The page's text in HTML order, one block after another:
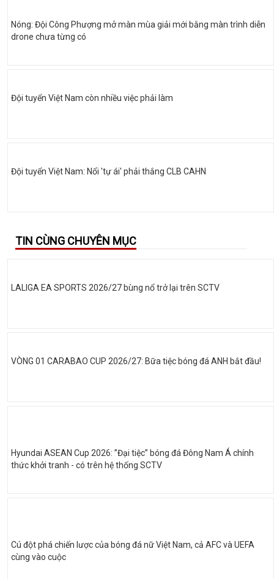
Nóng: Đội Công Phượng mở màn mùa giải mới bằng màn trình diễn
drone chưa từng có
Đội tuyển Việt Nam còn nhiều việc phải làm
Đội tuyển Việt Nam: Nổi 'tự ái' phải thắng CLB CAHN
TIN CÙNG CHUYÊN MỤC
LALIGA EA SPORTS 2026/27 bùng nổ trở lại trên SCTV
VÒNG 01 CARABAO CUP 2026/27: Bữa tiệc bóng đá ANH bắt đầu!
Hyundai ASEAN Cup 2026: ”Đại tiệc” bóng đá Đông Nam Á chính
thức khởi tranh - có trên hệ thống SCTV
Cú đột phá chiến lược của bóng đá nữ Việt Nam, cả AFC và UEFA
cùng vào cuộc